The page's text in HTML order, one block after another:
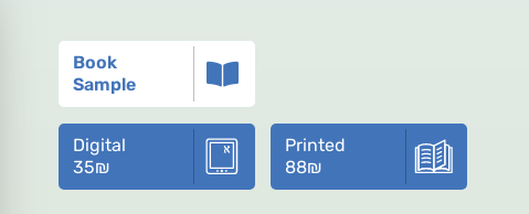
Book
Sample
Digital
35₪
Printed
88₪